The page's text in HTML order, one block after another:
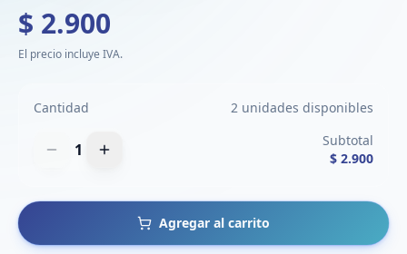
$ 2.900
El precio incluye IVA.
Cantidad 2 unidades disponibles
1
Subtotal
$ 2.900
Agregar al carrito